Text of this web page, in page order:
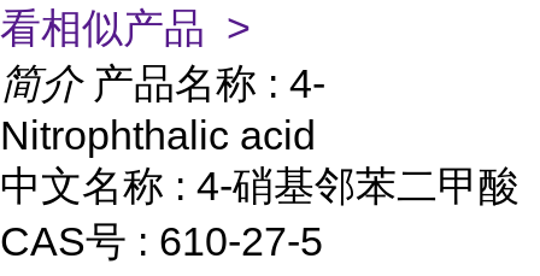
看相似产品 >
简介 产品名称 : 4-
Nitrophthalic acid
中文名称 : 4-硝基邻苯二甲酸
CAS号 : 610-27-5